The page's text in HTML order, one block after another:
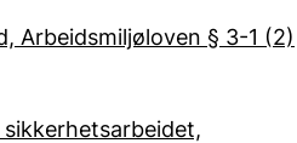
Arbeidsmiljøloven § 3-1 (2)